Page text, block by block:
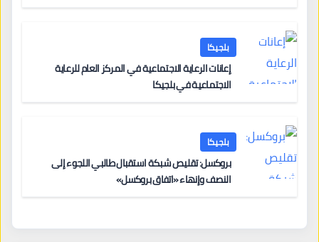
بلجيكا
إعانات الرعاية الاجتماعية في المركز العام للرعاية
الاجتماعية في بلجيكا
بلجيكا
بروكسل: تقليص شبكة استقبال طالبي اللجوء إلى
النصف وإنهاء «اتفاق بروكسل»